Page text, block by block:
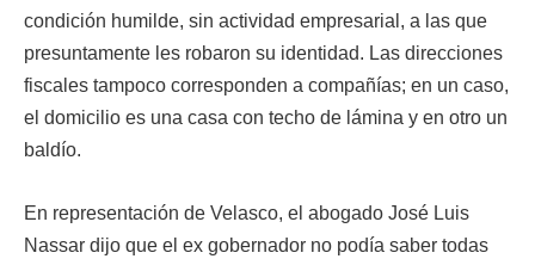
condición humilde, sin actividad empresarial, a las que
presuntamente les robaron su identidad. Las direcciones
fiscales tampoco corresponden a compañías; en un caso,
el domicilio es una casa con techo de lámina y en otro un
baldío.
En representación de Velasco, el abogado José Luis
Nassar dijo que el ex gobernador no podía saber todas